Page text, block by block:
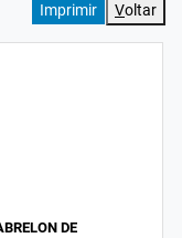
Voltar
DE